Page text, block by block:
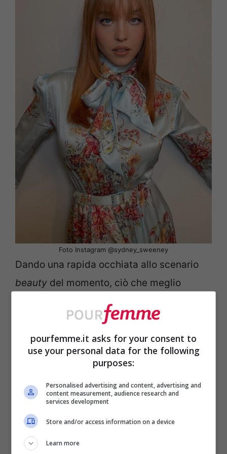
Foto Instagram @sydney_sweeney
Dando una rapida occhiata allo scenario
beauty del momento, ciò che meglio
definisce il concetto di
è già sotto i nostri occhi: se un
blushevidente ed un glossextra-lucido
prima evocavano immediatamente quello
’90, questi due prodotti, seppur ben dosati,
girly-look
pourfemme.it asks for your consent to
use your personal data for the following
purposes:
Personalised advertising and content, advertising and
content measurement, audience research and
services development
Store and/or access information on a device
Learn more